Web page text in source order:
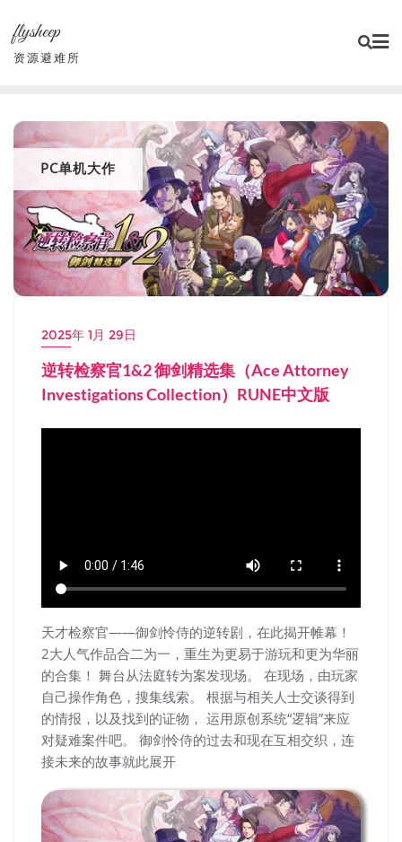
content
flysheep
资源避难所
PC单机大作
2025年 1月 29日
逆转检察官1&2 御剑精选集（Ace Attorney
Investigations Collection）RUNE中文版
天才检察官——御剑怜侍的逆转剧，在此揭开帷幕！
2大人气作品合二为一，重生为更易于游玩和更为华丽
的合集！ 舞台从法庭转为案发现场。 在现场，由玩家
自己操作角色，搜集线索。 根据与相关人士交谈得到
的情报，以及找到的证物， 运用原创系统“逻辑”来应
对疑难案件吧。 御剑怜侍的过去和现在互相交织，连
接未来的故事就此展开